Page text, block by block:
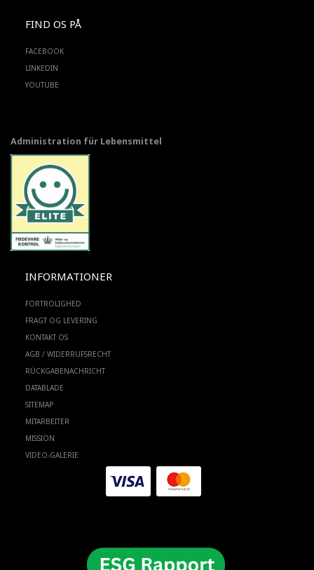
FIND OS PÅ
FACEBOOK
LINKEDIN
YOUTUBE
Administration für Lebensmittel
INFORMATIONER
FORTROLIGHED
FRAGT OG LEVERING
KONTAKT OS
AGB / WIDERRUFSRECHT
RÜCKGABENACHRICHT
DATABLADE
SITEMAP
MITARBEITER
MISSION
VIDEO-GALERIE